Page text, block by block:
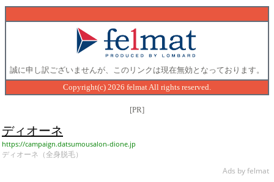
誠に申し訳ございませんが、このリンクは現在無効となっております。
Copyright(c) 2026 felmat All rights reserved.
[PR]
ディオーネ
https://campaign.datsumousalon-dione.jp
ディオーネ（全身脱毛）
Ads by felmat